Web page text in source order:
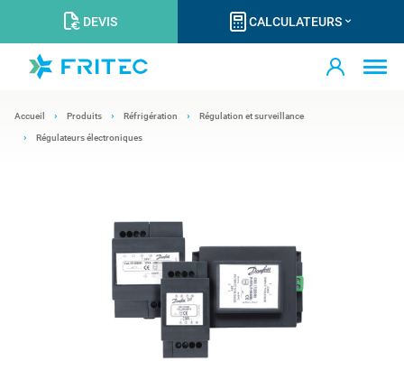
DEVIS CALCULATEURS
Accueil Produits Réfrigération Régulation et surveillance
Régulateurs électroniques